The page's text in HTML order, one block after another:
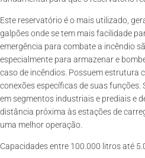
Este reservatório é o mais utilizado,
galpões onde se tem mais facilidade
emergência para combate a incêndio
especialmente para armazenar e
caso de incêndios. Possuem estrutura
conexões específicas de suas
em segmentos industriais e prediais e
distância próxima às estações de
uma melhor operação.
Capacidades entre 100.000 litros até